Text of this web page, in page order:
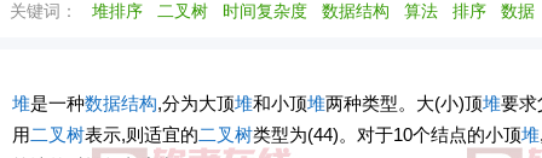
关键词：
堆排序 二叉树 时间复杂度 数据结构 算法 排序 数据
堆是一种数据结构,分为大顶堆和小顶堆两种类型。大(小)顶堆要求
用二叉树表示,则适宜的二叉树类型为(44)。对于10个结点的小顶堆